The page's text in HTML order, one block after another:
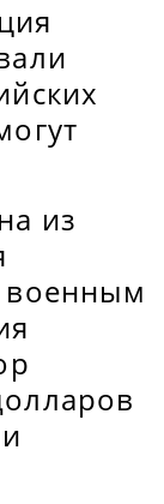
из
военным